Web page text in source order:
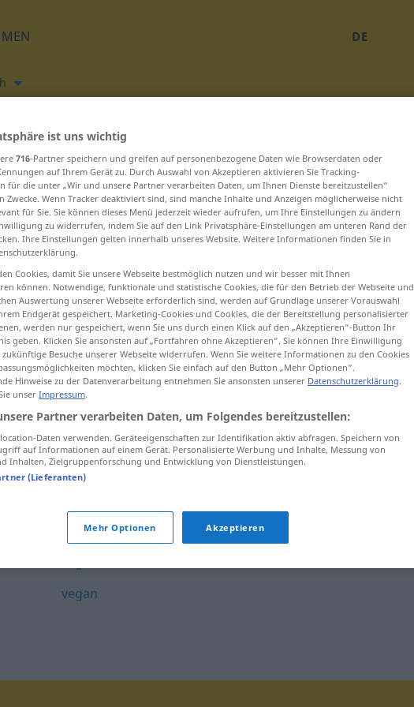
DE
beginnen – ve ... vegan
vedlegge
vedlikehold
vedrøre
vedrørende
vedta
vedtak
vedtatt
vedvarende
vegan
ist uns wichtig
716-Partner speichern und greifen auf personenbezogene Daten wie Browserdaten oder
auf Ihrem Gerät zu. Durch Auswahl von Akzeptieren aktivieren Sie Tracking-
für die unter „Wir und unsere Partner verarbeiten Daten, um Ihnen Dienste bereitzustellen“
Zwecke. Wenn Tracker deaktiviert sind, sind manche Inhalte und Anzeigen möglicherweise nicht
für Sie. Sie können dieses Menü jederzeit wieder aufrufen, um Ihre Einstellungen zu ändern
zu widerrufen, indem Sie auf den Link Privatsphäre-Einstellungen am unteren Rand der
Ihre Einstellungen gelten innerhalb unseres Website. Weitere Informationen finden Sie in
Cookies, damit Sie unsere Webseite bestmöglich nutzen und wir besser mit Ihnen
können. Notwendige, funktionale und statistische Cookies, die für den Betrieb der Webseite und
Auswertung unserer Webseite erforderlich sind, werden auf Grundlage unserer Vorauswahl
Endgerät gespeichert. Marketing-Cookies und Cookies, die der Bereitstellung personalisierter
werden nur gespeichert, wenn Sie uns durch einen Klick auf den „Akzeptieren“-Button Ihr
geben. Klicken Sie ansonsten auf „Fortfahren ohne Akzeptieren“. Sie können Ihre Einwilligung
Besuche unserer Webseite widerrufen. Wenn Sie weitere Informationen zu den Cookies
möchten, klicken Sie einfach auf den Button „Mehr Optionen“.
Hinweise zu der Datenverarbeitung entnehmen Sie ansonsten unserer Datenschutzerklärung.
unser Impressum.
Partner verarbeiten Daten, um Folgendes bereitzustellen:
Daten verwenden. Geräteeigenschaften zur Identifikation aktiv abfragen. Speichern von
auf Informationen auf einem Gerät. Personalisierte Werbung und Inhalte, Messung von
Inhalten, Zielgruppenforschung und Entwicklung von Dienstleistungen.
(Lieferanten)
Mehr Optionen Akzeptieren